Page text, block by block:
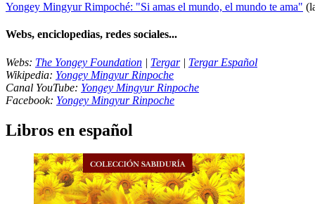
Yongey Mingyur Rimpoché: "Si amas el mundo, el mundo te ama"
Webs, enciclopedias, redes sociales...
Webs: The Yongey Foundation | Tergar| Tergar Español
Wikipedia: Yongey Mingyur Rinpoche
Canal YouTube: Yongey Mingyur Rinpoche
Facebook: Yongey Mingyur Rinpoche
Libros en español